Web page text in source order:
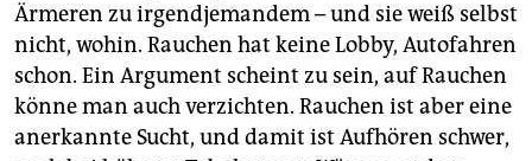
Ärmeren zu irgendjemandem – und sie weiß selbst
nicht, wohin. Rauchen hat keine Lobby, Autofahren
schon. Ein Argument scheint zu sein, auf Rauchen
könne man auch verzichten. Rauchen ist aber eine
anerkannte Sucht, und damit ist Aufhören schwer,